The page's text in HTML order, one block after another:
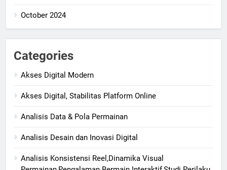
October 2024
Categories
Akses Digital Modern
Akses Digital, Stabilitas Platform Online
Analisis Data & Pola Permainan
Analisis Desain dan Inovasi Digital
Analisis Konsistensi Reel,Dinamika Visual